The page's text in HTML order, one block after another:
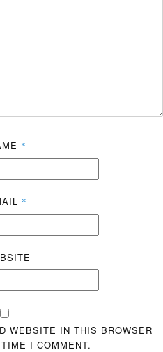
*
*
WEBSITE IN THIS BROWSER
I COMMENT.